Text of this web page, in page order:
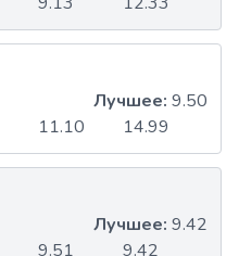
11.10 14.99
Лучшее: 9.50
9.51 9.42
Лучшее: 9.42